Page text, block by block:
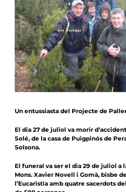
Notícies
Agenda
Contacte
Col.labora
Un entussiasta del Projecte de
El dia 27 de juliol va morir
Solé, de la casa de Puigpinós de
Solsona.
El funeral va ser el dia 29 de juliol a
Mons. Xavier Novell i Gomà, bisbe
l’Eucaristia amb quatre sacerdots